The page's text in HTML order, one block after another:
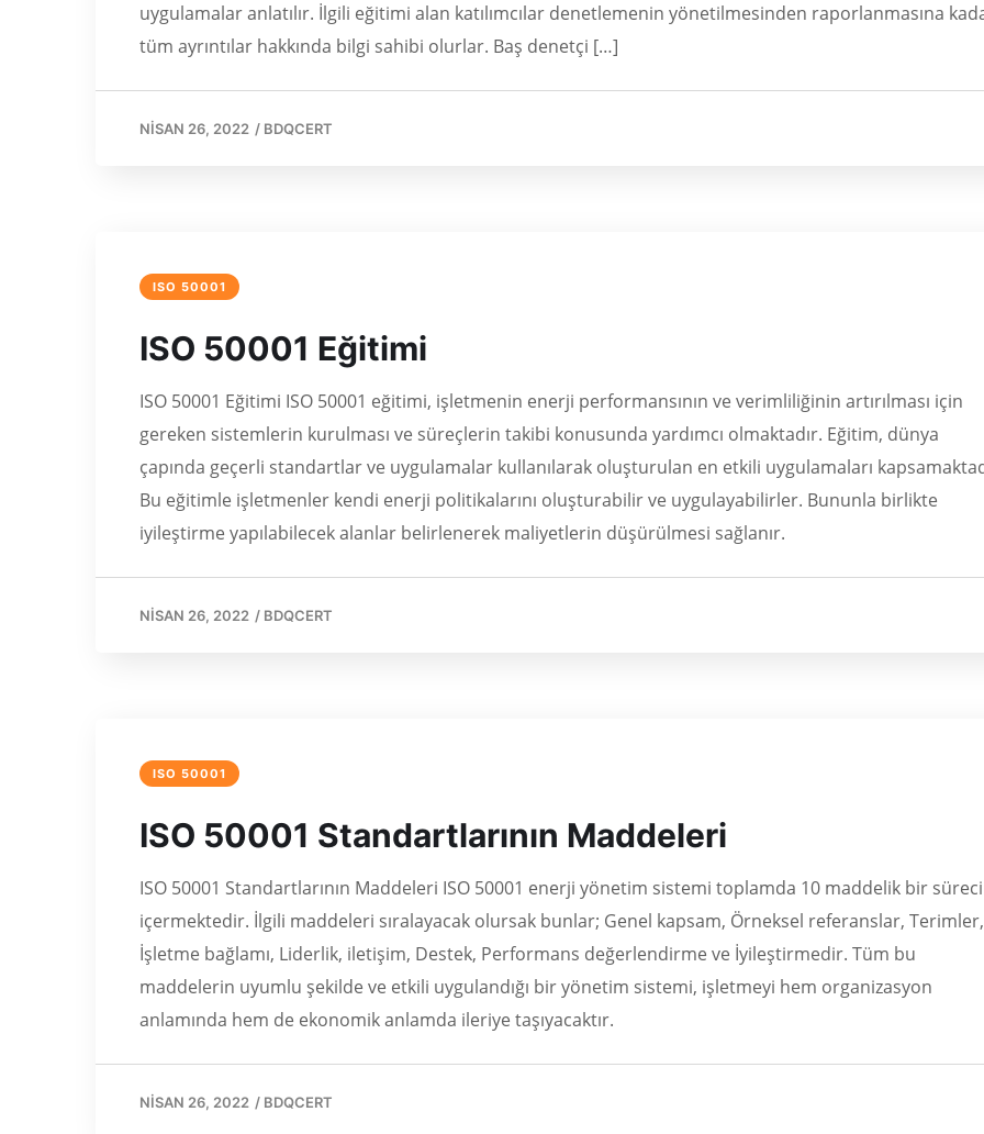
uygulamalar anlatılır. İlgili eğitimi alan katılımcılar denetlemenin yönetilmesinden raporlanmasına
tüm ayrıntılar hakkında bilgi sahibi olurlar. Baş denetçi […]
NISAN 26, 2022 / BDQCERT
ISO 50001
ISO 50001 Eğitimi
ISO 50001 Eğitimi ISO 50001 eğitimi, işletmenin enerji performansının ve verimliliğinin artırılması için
gereken sistemlerin kurulması ve süreçlerin takibi konusunda yardımcı olmaktadır. Eğitim, dünya
çapında geçerli standartlar ve uygulamalar kullanılarak oluşturulan en etkili uygulamaları
Bu eğitimle işletmenler kendi enerji politikalarını oluşturabilir ve uygulayabilirler. Bununla birlikte
iyileştirme yapılabilecek alanlar belirlenerek maliyetlerin düşürülmesi sağlanır.
NISAN 26, 2022 / BDQCERT
ISO 50001
ISO 50001 Standartlarının Maddeleri
ISO 50001 Standartlarının Maddeleri ISO 50001 enerji yönetim sistemi toplamda 10 maddelik bir süreci
içermektedir. İlgili maddeleri sıralayacak olursak bunlar; Genel kapsam, Örneksel referanslar, Terimler,
İşletme bağlamı, Liderlik, iletişim, Destek, Performans değerlendirme ve İyileştirmedir. Tüm bu
maddelerin uyumlu şekilde ve etkili uygulandığı bir yönetim sistemi, işletmeyi hem organizasyon
anlamında hem de ekonomik anlamda ileriye taşıyacaktır.
NISAN 26, 2022 / BDQCERT